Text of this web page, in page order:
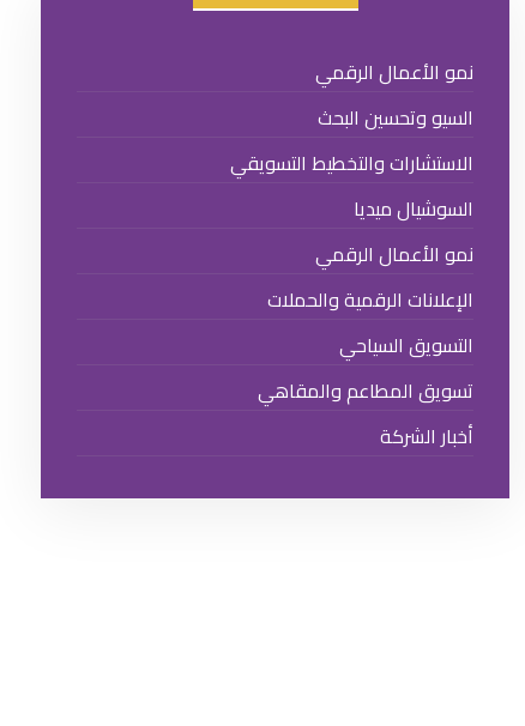
نمو الأعمال الرقمي
السيو وتحسين البحث
الاستشارات والتخطيط التسويقي
السوشيال ميديا
نمو الأعمال الرقمي
الإعلانات الرقمية والحملات
التسويق السياحي
تسويق المطاعم والمقاهي
أخبار الشركة